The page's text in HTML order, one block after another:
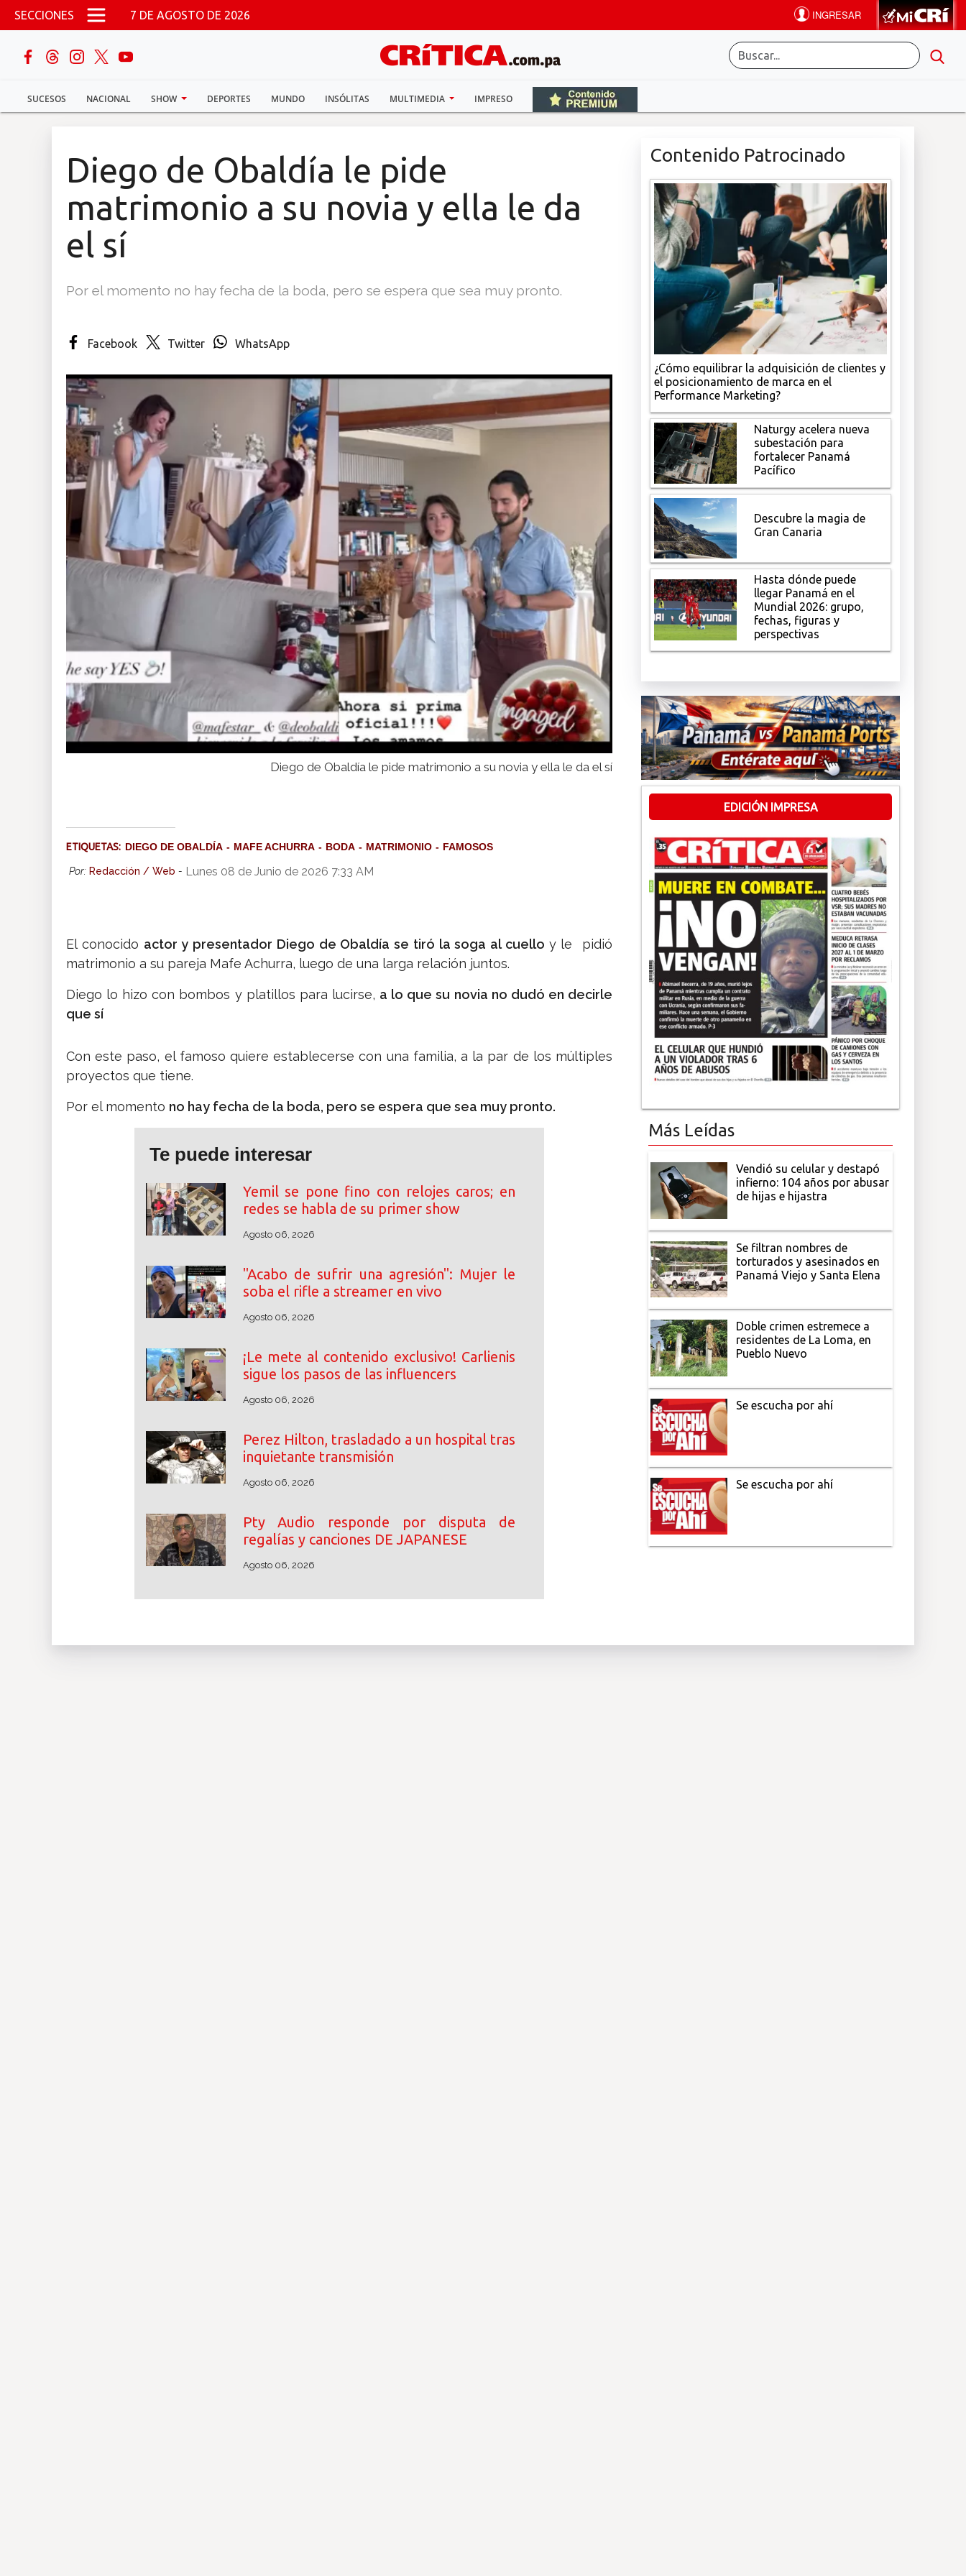
Pasar al contenido principal
SECCIONES 7 DE AGOSTO DE 2026
SUCESOS NACIONAL SHOW DEPORTES MUNDO INSÓLITAS MULTIMEDIA IMPRESO
buscar
Sucesos
Multimedia
Diego de Obaldía le pide
matrimonio a su novia y ella le da
el sí
Por el momento no hay fecha de la boda, pero se espera que sea muy pronto.
Facebook Twitter WhatsApp
Diego de Obaldía le pide matrimonio a su novia y ella le da el sí
ETIQUETAS: DIEGO DE OBALDÍA MAFE ACHURRA BODA MATRIMONIO FAMOSOS
Por: Redacción / Web - Lunes 08 de Junio de 2026 7:33 AM
El conocido actor y presentador Diego de Obaldía se tiró la soga al cuello y le pidió
matrimonio a su pareja Mafe Achurra, luego de una larga relación juntos.
Diego lo hizo con bombos y platillos para lucirse, a lo que su novia no dudó en decirle
que sí
Con este paso, el famoso quiere establecerse con una familia, a la par de los múltiples
proyectos que tiene.
Por el momento no hay fecha de la boda, pero se espera que sea muy pronto.
Te puede interesar
Yemil se pone fino con relojes caros; en
redes se habla de su primer show
Agosto 06, 2026
"Acabo de sufrir una agresión": Mujer le
soba el rifle a streamer en vivo
Agosto 06, 2026
¡Le mete al contenido exclusivo! Carlienis
sigue los pasos de las influencers
Agosto 06, 2026
Perez Hilton, trasladado a un hospital tras
inquietante transmisión
Agosto 06, 2026
Pty Audio responde por disputa de
regalías y canciones DE JAPANESE
Agosto 06, 2026
Contenido Patrocinado
¿Cómo equilibrar la adquisición de clientes y
el posicionamiento de marca en el
Performance Marketing?
Naturgy acelera nueva
subestación para
fortalecer Panamá
Pacífico
Descubre la magia de
Gran Canaria
Hasta dónde puede
llegar Panamá en el
Mundial 2026: grupo,
fechas, figuras y
perspectivas
EDICIÓN IMPRESA
Más Leídas
Vendió su celular y destapó
infierno: 104 años por abusar
de hijas e hijastra
Se filtran nombres de
torturados y asesinados en
Panamá Viejo y Santa Elena
Doble crimen estremece a
residentes de La Loma, en
Pueblo Nuevo
Se escucha por ahí
Se escucha por ahí